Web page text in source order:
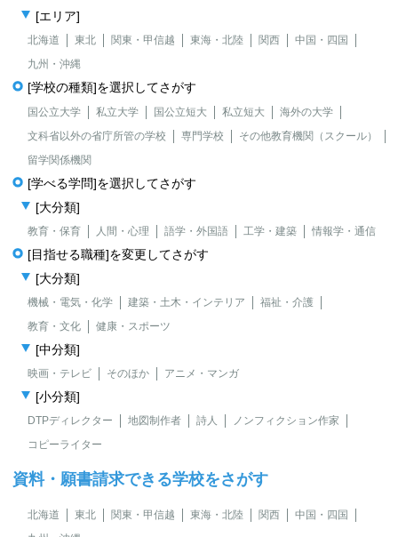
[エリア]
北海道 東北 関東・甲信越 東海・北陸 関西
中国・四国
九州・沖縄
[学校の種類]を選択してさがす
国公立大学 私立大学 国公立短大 私立短大
海外の大学
文科省以外の省庁所管の学校
専門学校
その他教育機関（スクール）
留学関係機関
[学べる学問]を選択してさがす
[大分類]
教育・保育 人間・心理 語学・外国語 工学・建築 情報学・通信
[目指せる職種]を変更してさがす
[大分類]
機械・電気・化学 建築・土木・インテリア
福祉・介護
教育・文化
健康・スポーツ
[中分類]
映画・テレビ そのほか アニメ・マンガ
[小分類]
DTPディレクター 地図制作者 詩人
ノンフィクション作家
コピーライター
資料・願書請求できる学校をさがす
北海道 東北 関東・甲信越 東海・北陸 関西
中国・四国